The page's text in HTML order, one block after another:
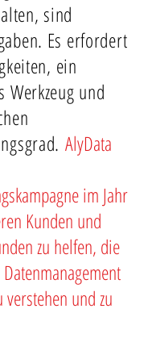
sind
Es erfordert
ein
Werkzeug und
AlyData
im Jahr
Kunden und
zu helfen, die
verstehen und zu